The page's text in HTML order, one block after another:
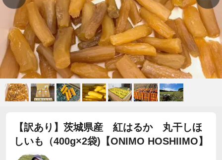
【訳あり】茨城県産 紅はるか 丸干しほ
しいも（400g×2袋)【ONIMO HOSHIIMO】